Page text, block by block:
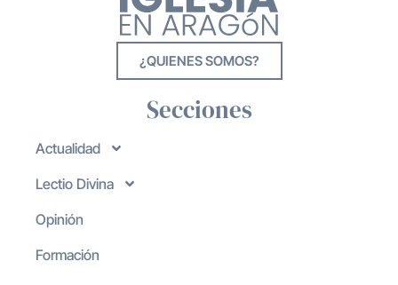
¿QUIENES SOMOS?
Secciones
Actualidad
Lectio Divina
Opinión
Formación